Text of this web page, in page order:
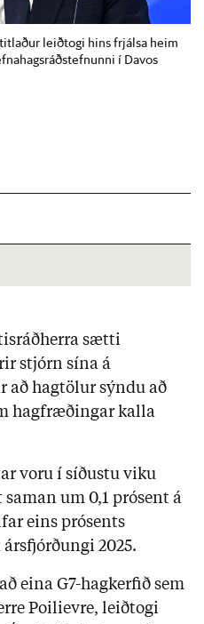
leiðtogi hins frjálsa heim
í Davos
sætti
stjórn sína á
að hagtölur sýndu að
hagfræðingar kalla
voru í síðustu viku
um 0,1 prósent á
eins prósents
2025.
eina G7-hagkerfið sem
Poilievre, leiðtogi